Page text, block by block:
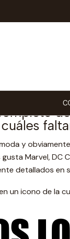
de
y
Marvel, DC
detallados en
un icono de la